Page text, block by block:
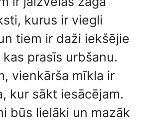
kurus ir viegli
tiem ir daži iekšējie
prasīs urbšanu.
vienkārša mīkla ir
kur sākt iesācējam.
būs lielāki un mazāk